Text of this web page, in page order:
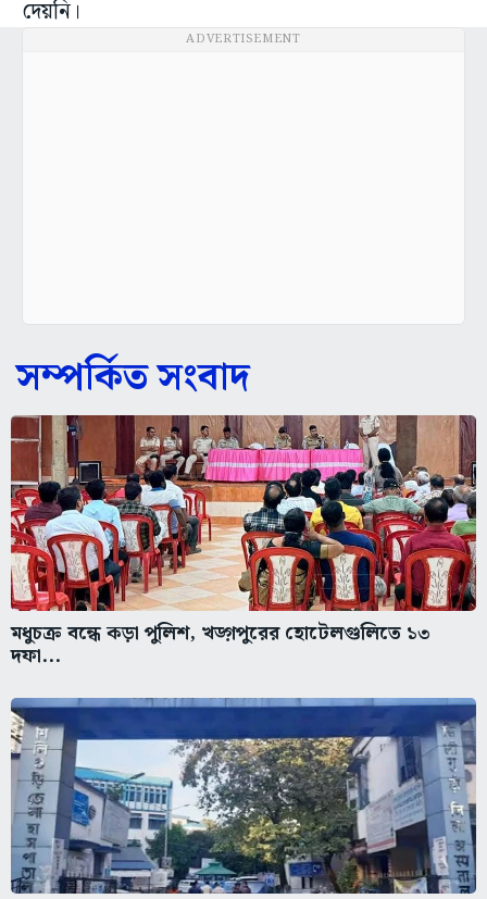
দেয়নি।
ADVERTISEMENT
সম্পর্কিত সংবাদ
মধুচক্র বন্ধে কড়া পুলিশ, খড়্গপুরের হোটেলগুলিতে ১৩
দফা...